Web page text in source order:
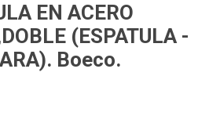
EN ACERO
(ESPATULA -
Boeco.